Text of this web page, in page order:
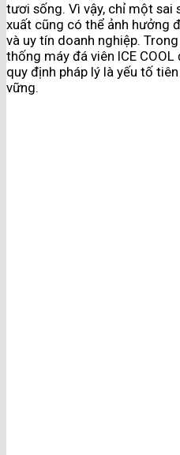
tươi sống. Vì vậy, chỉ một sai
xuất cũng có thể ảnh hưởng
và uy tín doanh nghiệp.
thống máy đá viên ICE
quy định pháp lý là yếu tố
vững.